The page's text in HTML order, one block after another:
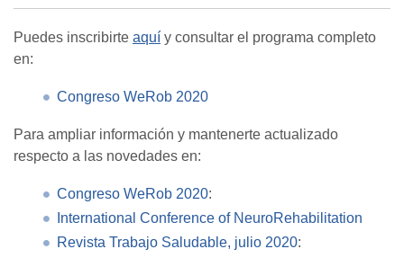
Puedes inscribirte aquí y consultar el programa completo
en:
Congreso WeRob 2020
Para ampliar información y mantenerte actualizado
respecto a las novedades en:
Congreso WeRob 2020:
International Conference of NeuroRehabilitation
Revista Trabajo Saludable, julio 2020: